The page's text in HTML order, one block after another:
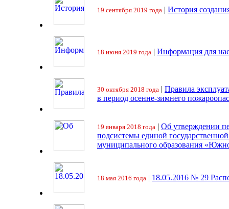
19 сентября 2019 года | История
18 июня 2019 года | Информация для
30 октября 2018 года | Правила
в период осенне-зимнего
19 января 2018 года | Об утверждении
подсистемы единой
муниципального образования
18 мая 2016 года | 18.05.2016 № 29